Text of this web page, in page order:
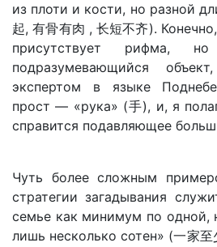
из плоти и кости, но разной
起, 有骨有肉 , 长短不齐).
присутствует рифма,
подразумевающийся
экспертом в языке
прост — «рука» (手), и, я
справится подавляющее
Чуть более сложным
стратегии загадывания
семье как минимум по одной,
лишь несколько сотен» (一家至